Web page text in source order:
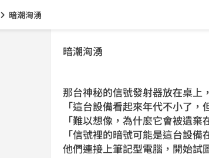
chevron_right 暗潮洶湧
暗潮洶湧
那台神秘的信號發射器放在桌上
「這台設備看起來年代不小了
「難以想像，為什麼它會被遺
「信號裡的暗號可能是這台設
他們連接上筆記型電腦，開始試